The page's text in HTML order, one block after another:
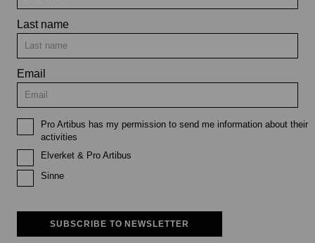
Last name
Email
Pro Artibus has my permission to send me information about their
activities
Elverket & Pro Artibus
Sinne
SUBSCRIBE TO NEWSLETTER